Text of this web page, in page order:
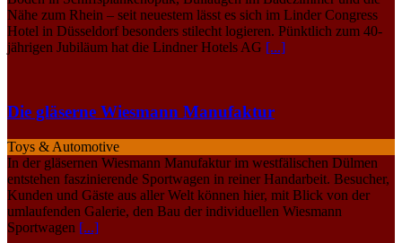
Nähe zum Rhein – seit neuestem lässt es sich im Linder Congress
Hotel in Düsseldorf besonders stilecht logieren. Pünktlich zum 40-
jährigen Jubiläum hat die Lindner Hotels AG [...]
Die gläserne Wiesmann Manufaktur
Toys & Automotive
In der gläsernen Wiesmann Manufaktur im westfälischen Dülmen
entstehen faszinierende Sportwagen in reiner Handarbeit. Besucher,
Kunden und Gäste aus aller Welt können hier, mit Blick von der
umlaufenden Galerie, den Bau der individuellen Wiesmann
Sportwagen [...]